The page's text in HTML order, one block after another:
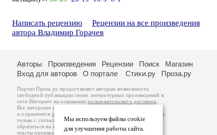
Написать рецензию
Рецензии на все произведения
автора Владимир Горачев
Мы используем файлы cookie
для улучшения работы сайта.
Авторы Произведения Рецензии Поиск
Магазин
Вход для авторов
О портале Стихи.ру Проза.ру
Портал Проза.ру предоставляет авторам возможность
свободной публикации своих литературных произведений в
сети Интернет на основаниипользовательского договора
Все авторские права на произведения принадлежат авторам
и охраняются законом
. Перепечатка произведений возможна
только с согласия его автора, к которому вы можете
обратиться на его авторской странице. Ответственность за
тексты произведений авторы несут самостоятельно на